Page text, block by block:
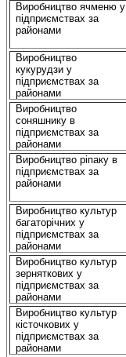
Виробництвоячменю у
підприємствахза
районами
Виробництво
кукурудзиу
підприємствахза
районами
Виробництво
соняшникув
підприємствахза
районами
Виробництво ріпакув
підприємствахза
районами
Виробництвокультур
багаторічниху
підприємствахза
районами
Виробництвокультур
зернятковиху
підприємствахза
районами
Виробництвокультур
кісточковиху
підприємствахза
районами